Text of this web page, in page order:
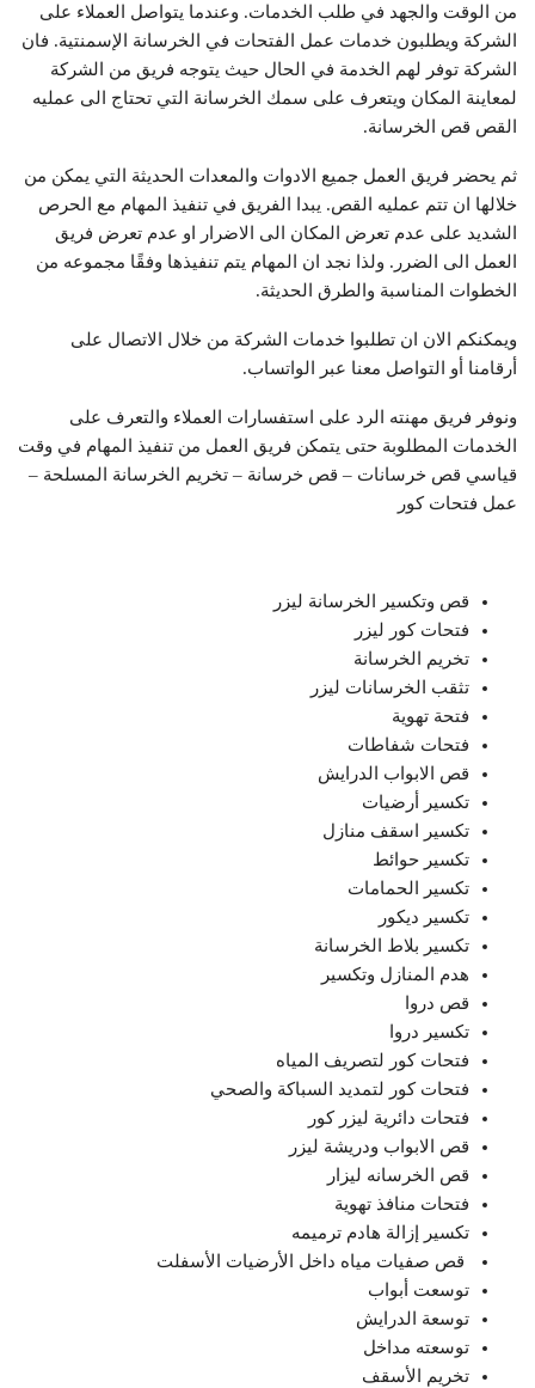
من الوقت والجهد في طلب الخدمات. وعندما يتواصل العملاء على
الشركة ويطلبون خدمات عمل الفتحات في الخرسانة الإسمنتية. فان
الشركة توفر لهم الخدمة في الحال حيث يتوجه فريق من الشركة
لمعاينة المكان ويتعرف على سمك الخرسانة التي تحتاج الى عمليه
القص قص الخرسانة.
ثم يحضر فريق العمل جميع الادوات والمعدات الحديثة التي يمكن من
خلالها ان تتم عمليه القص. يبدا الفريق في تنفيذ المهام مع الحرص
الشديد على عدم تعرض المكان الى الاضرار او عدم تعرض فريق
العمل الى الضرر. ولذا نجد ان المهام يتم تنفيذها وفقًا مجموعه من
الخطوات المناسبة والطرق الحديثة.
ويمكنكم الان ان تطلبوا خدمات الشركة من خلال الاتصال على
أرقامنا أو التواصل معنا عبر الواتساب.
ونوفر فريق مهنته الرد على استفسارات العملاء والتعرف على
الخدمات المطلوبة حتى يتمكن فريق العمل من تنفيذ المهام في وقت
قياسي قص خرسانات – قص خرسانة – تخريم الخرسانة المسلحة –
عمل فتحات كور
قص وتكسير الخرسانة ليزر
‏فتحات كور ليزر
تخريم الخرسانة
‏تثقب الخرسانات ليزر ‏
‏فتحة تهوية
فتحات ‏شفاطات
‏قص الابواب الدرايش ‏
تكسير أرضيات
تكسير اسقف منازل
‏تكسير حوائط
تكسير الحمامات
تكسير ديكور
‏تكسير بلاط الخرسانة
‏هدم المنازل ‏وتكسير
‏قص ‏دروا
تكسير دروا
‏فتحات كور لتصريف المياه
‏فتحات كور لتمديد السباكة ‏والصحي
‏فتحات دائرية ليزر كور
قص الابواب ودريشة ليزر
قص الخرسانه ليزار
‏فتحات منافذ تهوية
‏تكسير إزالة هادم ‏ترميمه
‏ ‏قص ‏صفيات مياه داخل الأرضيات الأسفلت
‏توسعت أبواب
توسعة الدرايش
توسعته مداخل
‏تخريم الأسقف